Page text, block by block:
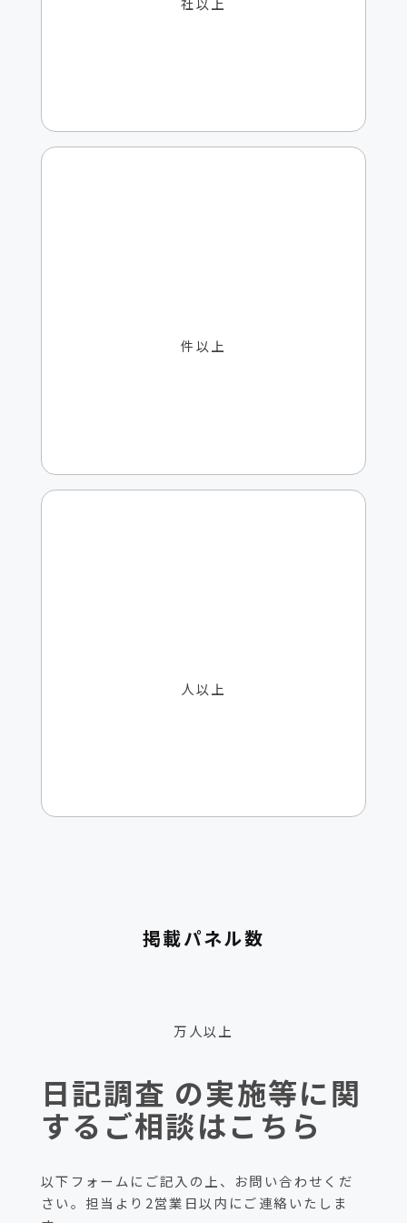
件以上
人以上
掲載パネル数
万人以上
日記調査 の実施等に関
するご相談はこちら
以下フォームにご記入の上、お問い合わせくだ
さい。担当より2営業日以内にご連絡いたしま